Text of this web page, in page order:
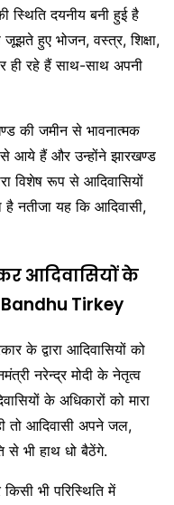
दयनीय बनी हुई है
हुए भोजन, वस्त्र, शिक्षा,
ही रहे हैं साथ-साथ अपनी
की जमीन से भावनात्मक
से आये हैं और उन्होंने झारखण्ड
विशेष रूप से आदिवासियों
नतीजा यह कि आदिवासी,
आदिवासियों के
Bandhu Tirkey
के द्वारा आदिवासियों को
नरेन्द्र मोदी के नेतृत्व
के अधिकारों को मारा
तो आदिवासी अपने जल,
भी हाथ धो बैठेंगे.
भी परिस्थिति में